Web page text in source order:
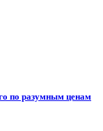
по разумным ценам